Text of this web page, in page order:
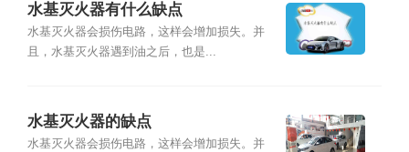
水基灭火器有什么缺点
水基灭火器会损伤电路，这样会增加损失。并
且，水基灭火器遇到油之后，也是...
水基灭火器的缺点
水基灭火器会损伤电路，这样会增加损失。并